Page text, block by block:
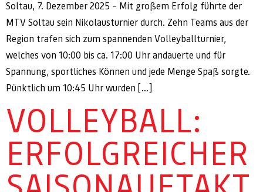
Soltau, 7. Dezember 2025 – Mit großem Erfolg führte der
MTV Soltau sein Nikolausturnier durch. Zehn Teams aus der
Region trafen sich zum spannenden Volleyballturnier,
welches von 10:00 bis ca. 17:00 Uhr andauerte und für
Spannung, sportliches Können und jede Menge Spaß sorgte.
Pünktlich um 10:45 Uhr wurden […]
VOLLEYBALL:
ERFOLGREICHER